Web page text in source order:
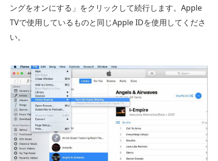
ングをオンにする」をクリックして続行します。Apple
TVで使用しているものと同じApple IDを使用してくださ
い。